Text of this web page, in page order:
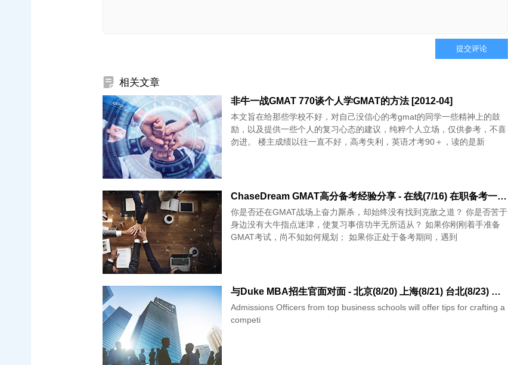
提交评论
相关文章
非牛一战GMAT 770谈个人学GMAT的方法 [2012-04]
本文旨在给那些学校不好，对自己没信心的考gmat的同学一些精神上的鼓
励，以及提供一些个人的复习心态的建议，纯粹个人立场，仅供参考，不喜
勿进。 楼主成绩以往一直不好，高考失利，英语才考90＋，读的是新
ChaseDream GMAT高分备考经验分享 - 在线(7/16) 在职备考一战770
你是否还在GMAT战场上奋力厮杀，却始终没有找到克敌之道？ 你是否苦于
身边没有大牛指点迷津，使复习事倍功半无所适从？ 如果你刚刚着手准备
GMAT考试，尚不知如何规划； 如果你正处于备考期间，遇到
与Duke MBA招生官面对面 - 北京(8/20) 上海(8/21) 台北(8/23) 新加坡(8/25)
Admissions Officers from top business schools will offer tips for crafting a
competi